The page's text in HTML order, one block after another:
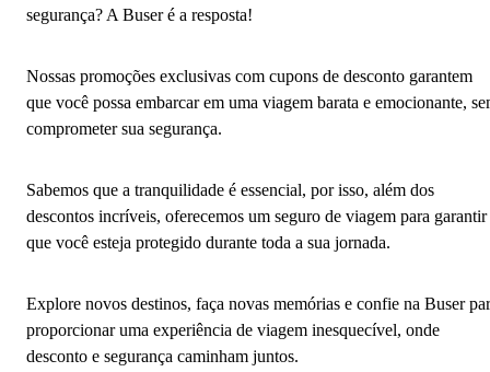
segurança? A Buser é a resposta!
Nossas promoções exclusivas com cupons de desconto garantem
que você possa embarcar em uma viagem barata e emocionante,
comprometer sua segurança.
Sabemos que a tranquilidade é essencial, por isso, além dos
descontos incríveis, oferecemos um seguro de viagem para garantir
que você esteja protegido durante toda a sua jornada.
Explore novos destinos, faça novas memórias e confie na Buser
proporcionar uma experiência de viagem inesquecível, onde
desconto e segurança caminham juntos.